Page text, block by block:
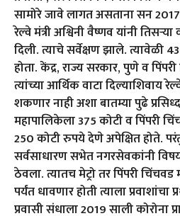
सामोरे जावे लागत असताना सन 2017
रेल्वे मंत्री अश्विनी वैष्णव यांनी तिसऱ्या
दिली. त्याचे सर्वेक्षण झाले. त्यावेळी
होता. केंद्र, राज्य सरकार, पुणे व
त्यांच्या आर्थिक वाटा दिल्याशिवाय
शकणार नाही अशा बातम्या पुढे
महापालिकेला 375 कोटी व पिंपरी
250 कोटी रुपये देणे अपेक्षित होते.
सर्वसाधारण सभेत नगरसेवकांनी
ठेवला. त्यातच मेट्रो तर पिंपरी
पर्यंत धावणार होती त्याला प्रवाशांचा
प्रवासी संधाला 2019 साली कोरोना